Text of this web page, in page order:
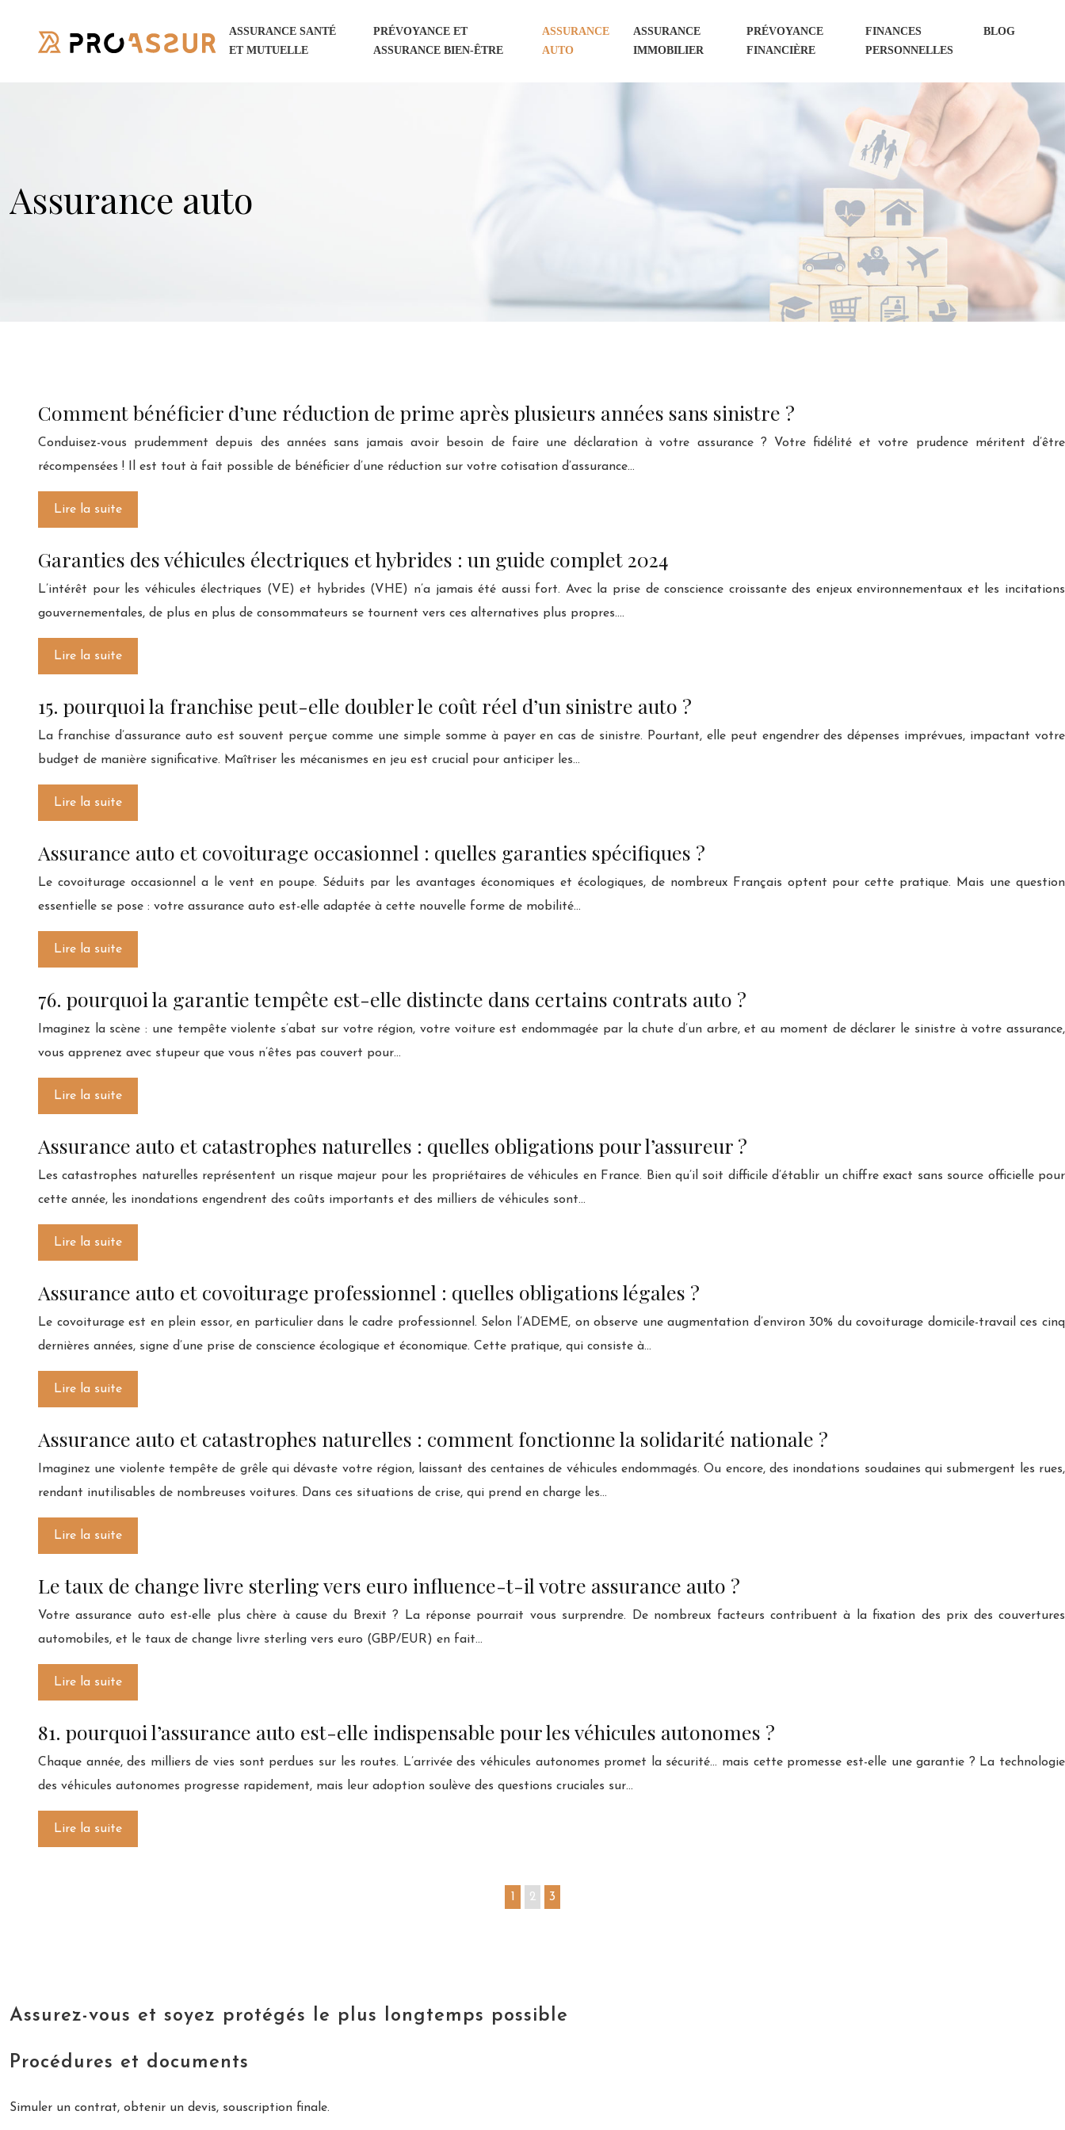
ASSURANCE SANTÉ
ET MUTUELLE
PRÉVOYANCE ET
ASSURANCE BIEN-ÊTRE
ASSURANCE
AUTO
ASSURANCE
IMMOBILIER
PRÉVOYANCE
FINANCIÈRE
FINANCES
PERSONNELLES
BLOG
Assurance auto
Comment bénéficier d’une réduction de prime après plusieurs années sans sinistre ?
Conduisez-vous prudemment depuis des années sans jamais avoir besoin de faire une déclaration à votre assurance ? Votre fidélité et votre prudence méritent d’être
récompensées ! Il est tout à fait possible de bénéficier d’une réduction sur votre cotisation d’assurance…
Lire la suite
Garanties des véhicules électriques et hybrides : un guide complet 2024
L’intérêt pour les véhicules électriques (VE) et hybrides (VHE) n’a jamais été aussi fort. Avec la prise de conscience croissante des enjeux environnementaux et les incitations
gouvernementales, de plus en plus de consommateurs se tournent vers ces alternatives plus propres….
Lire la suite
15. pourquoi la franchise peut-elle doubler le coût réel d’un sinistre auto ?
La franchise d’assurance auto est souvent perçue comme une simple somme à payer en cas de sinistre. Pourtant, elle peut engendrer des dépenses imprévues, impactant votre
budget de manière significative. Maîtriser les mécanismes en jeu est crucial pour anticiper les…
Lire la suite
Assurance auto et covoiturage occasionnel : quelles garanties spécifiques ?
Le covoiturage occasionnel a le vent en poupe. Séduits par les avantages économiques et écologiques, de nombreux Français optent pour cette pratique. Mais une question
essentielle se pose : votre assurance auto est-elle adaptée à cette nouvelle forme de mobilité…
Lire la suite
76. pourquoi la garantie tempête est-elle distincte dans certains contrats auto ?
Imaginez la scène : une tempête violente s’abat sur votre région, votre voiture est endommagée par la chute d’un arbre, et au moment de déclarer le sinistre à votre assurance,
vous apprenez avec stupeur que vous n’êtes pas couvert pour…
Lire la suite
Assurance auto et catastrophes naturelles : quelles obligations pour l’assureur ?
Les catastrophes naturelles représentent un risque majeur pour les propriétaires de véhicules en France. Bien qu’il soit difficile d’établir un chiffre exact sans source officielle pour
cette année, les inondations engendrent des coûts importants et des milliers de véhicules sont…
Lire la suite
Assurance auto et covoiturage professionnel : quelles obligations légales ?
Le covoiturage est en plein essor, en particulier dans le cadre professionnel. Selon l’ADEME, on observe une augmentation d’environ 30% du covoiturage domicile-travail ces cinq
dernières années, signe d’une prise de conscience écologique et économique. Cette pratique, qui consiste à…
Lire la suite
Assurance auto et catastrophes naturelles : comment fonctionne la solidarité nationale ?
Imaginez une violente tempête de grêle qui dévaste votre région, laissant des centaines de véhicules endommagés. Ou encore, des inondations soudaines qui submergent les rues,
rendant inutilisables de nombreuses voitures. Dans ces situations de crise, qui prend en charge les…
Lire la suite
Le taux de change livre sterling vers euro influence-t-il votre assurance auto ?
Votre assurance auto est-elle plus chère à cause du Brexit ? La réponse pourrait vous surprendre. De nombreux facteurs contribuent à la fixation des prix des couvertures
automobiles, et le taux de change livre sterling vers euro (GBP/EUR) en fait…
Lire la suite
81. pourquoi l’assurance auto est-elle indispensable pour les véhicules autonomes ?
Chaque année, des milliers de vies sont perdues sur les routes. L’arrivée des véhicules autonomes promet la sécurité… mais cette promesse est-elle une garantie ? La technologie
des véhicules autonomes progresse rapidement, mais leur adoption soulève des questions cruciales sur…
Lire la suite
1 2 3
Assurez-vous et soyez protégés le plus longtemps possible
Procédures et documents
Simuler un contrat, obtenir un devis, souscription finale.